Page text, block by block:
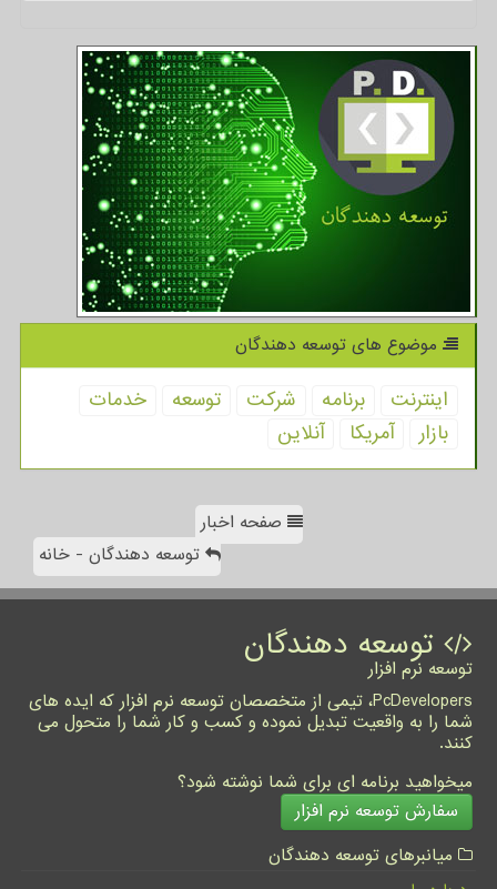
موضوع های توسعه دهندگان
اینترنت برنامه شركت توسعه
خدمات
بازار
آمریكا آنلاین
صفحه اخبار
توسعه دهندگان - خانه
توسعه دهندگان
توسعه نرم افزار
PcDevelopers، تیمی از متخصصان توسعه نرم افزار که ایده های
شما را به واقعیت تبدیل نموده و کسب و کار شما را متحول می
کنند.
میخواهید برنامه ای برای شما نوشته شود؟
سفارش توسعه نرم افزار
میانبرهای توسعه دهندگان